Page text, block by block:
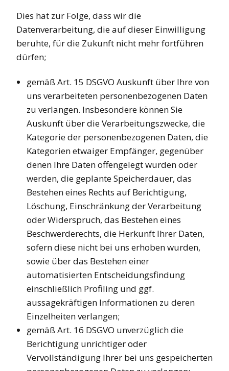
Dies hat zur Folge, dass wir die
Datenverarbeitung, die auf dieser Einwilligung
beruhte, für die Zukunft nicht mehr fortführen
dürfen;
gemäß Art. 15 DSGVO Auskunft über Ihre von
uns verarbeiteten personenbezogenen Daten
zu verlangen. Insbesondere können Sie
Auskunft über die Verarbeitungszwecke, die
Kategorie der personenbezogenen Daten, die
Kategorien etwaiger Empfänger, gegenüber
denen Ihre Daten offengelegt wurden oder
werden, die geplante Speicherdauer, das
Bestehen eines Rechts auf Berichtigung,
Löschung, Einschränkung der Verarbeitung
oder Widerspruch, das Bestehen eines
Beschwerderechts, die Herkunft Ihrer Daten,
sofern diese nicht bei uns erhoben wurden,
sowie über das Bestehen einer
automatisierten Entscheidungsfindung
einschließlich Profiling und ggf.
aussagekräftigen Informationen zu deren
Einzelheiten verlangen;
gemäß Art. 16 DSGVO unverzüglich die
Berichtigung unrichtiger oder
Vervollständigung Ihrer bei uns gespeicherten